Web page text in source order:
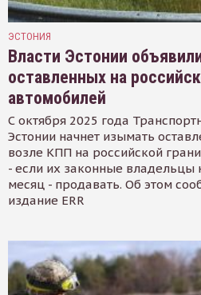
ЭСТОНИЯ
Власти Эстонии
оставленных на
автомобилей
С октября 2025 года
Эстонии начнет изымать
возле КПП на российской
- если их законные владельцы
месяц - продавать. Об этом
издание ERR